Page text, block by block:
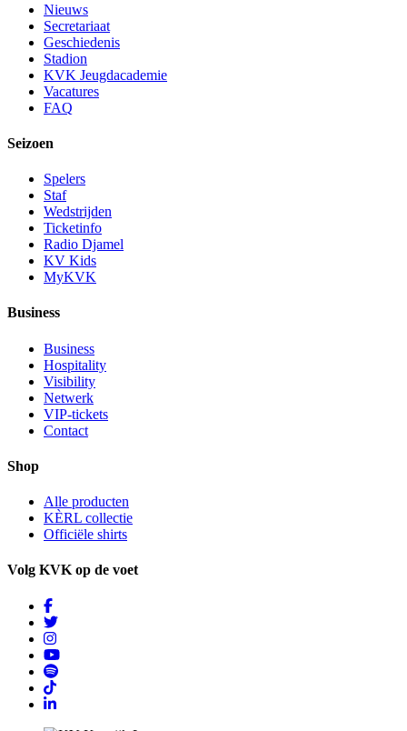
Nieuws
Secretariaat
Geschiedenis
Stadion
KVK Jeugdacademie
Vacatures
FAQ
Seizoen
Spelers
Staf
Wedstrijden
Ticketinfo
Radio Djamel
KV Kids
MyKVK
Business
Business
Hospitality
Visibility
Netwerk
VIP-tickets
Contact
Shop
Alle producten
KÈRL collectie
Officiële shirts
Volg KVK op de voet